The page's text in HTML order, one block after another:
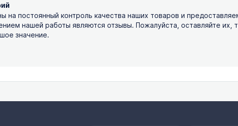
на постоянный контроль качества наших товаров и
нашей работы являются отзывы. Пожалуйста, оставляйте их,
значение.